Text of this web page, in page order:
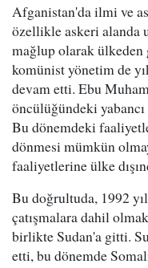
Afganistan'da ilmi ve
özellikle askeri alanda
mağlup olarak
komünist yönetim de
devam etti. Ebu
öncülüğündeki
Bu dönemdeki
dönmesi mümkün
faaliyetlerine ülke
Bu doğrultuda, 1992
çatışmalara dahil
birlikte Sudan'a gitti.
etti, bu dönemde